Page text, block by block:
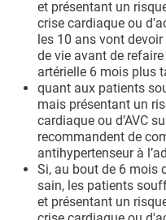
et présentant un
crise cardiaque ou
les 10 ans vont
de vie avant de
artérielle 6 mois plus
quant aux patients
mais présentant un
cardiaque ou d’AVC
recommandent de
antihypertenseur à
Si, au bout de 6 mois
sain, les patients
et présentant un